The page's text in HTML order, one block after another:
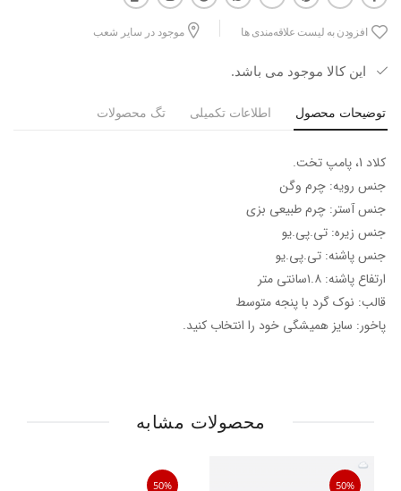
افزودن به لیست علاقه‌مندی ها موجود در سایر شعب
این کالا موجود می باشد.
توضیحات محصول اطلاعات تکمیلی تگ محصولات
کلاد 1، پامپ تخت.
جنس رویه: چرم وگن
جنس آستر: چرم طبیعی بزی
جنس زیره: تی.پی.یو
جنس پاشنه: تی.پی.یو
ارتفاع پاشنه: ۱.۸سانتی متر
قالب: نوک گرد با پنجه متوسط
پاخور: سایز همیشگی خود را انتخاب کنید.
محصولات مشابه
50%
50%